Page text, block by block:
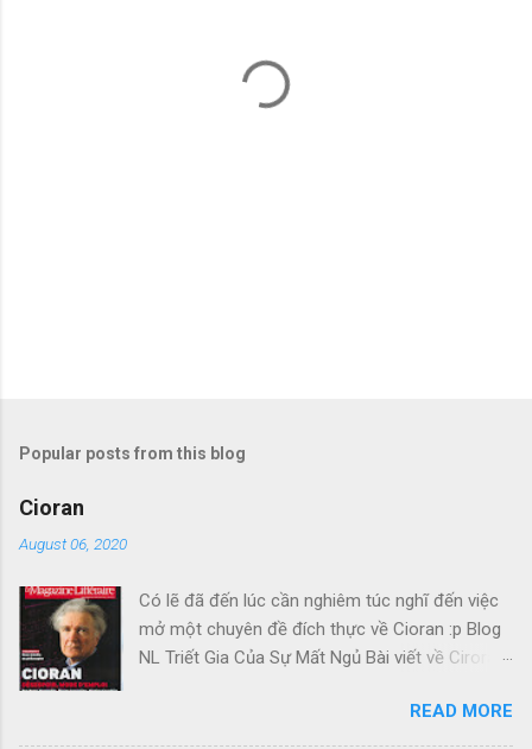
Popular posts from this blog
Cioran
August 06, 2020
Có lẽ đã đến lúc cần nghiêm túc nghĩ đến việc
mở một chuyên đề đích thực về Cioran :p Blog
NL Triết Gia Của Sự Mất Ngủ Bài viết về Ciroran
hoài, mà cứ lu bu hoài. Mới lật ra đi 1 đường
loáng thoáng, vớ được câu này thật tuyệt: Con
READ MORE